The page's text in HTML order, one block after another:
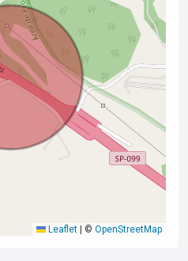
Leaflet © OpenStreetMap